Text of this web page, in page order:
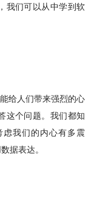
我们可以从中学到软
给人们带来强烈的心
这个问题。我们都知
我们的内心有多震
据表达。